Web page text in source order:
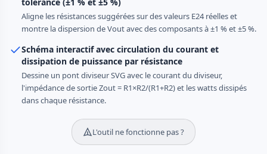
Aligne les résistances suggérées sur des valeurs E24 réelles et
montre la dispersion de Vout avec des composants à ±1 % et ±5 %.
Schéma interactif avec circulation du courant et
dissipation de puissance par résistance
Dessine un pont diviseur SVG avec le courant du diviseur,
l'impédance de sortie Zout = R1×R2/(R1+R2) et les watts dissipés
dans chaque résistance.
L'outil ne fonctionne pas ?